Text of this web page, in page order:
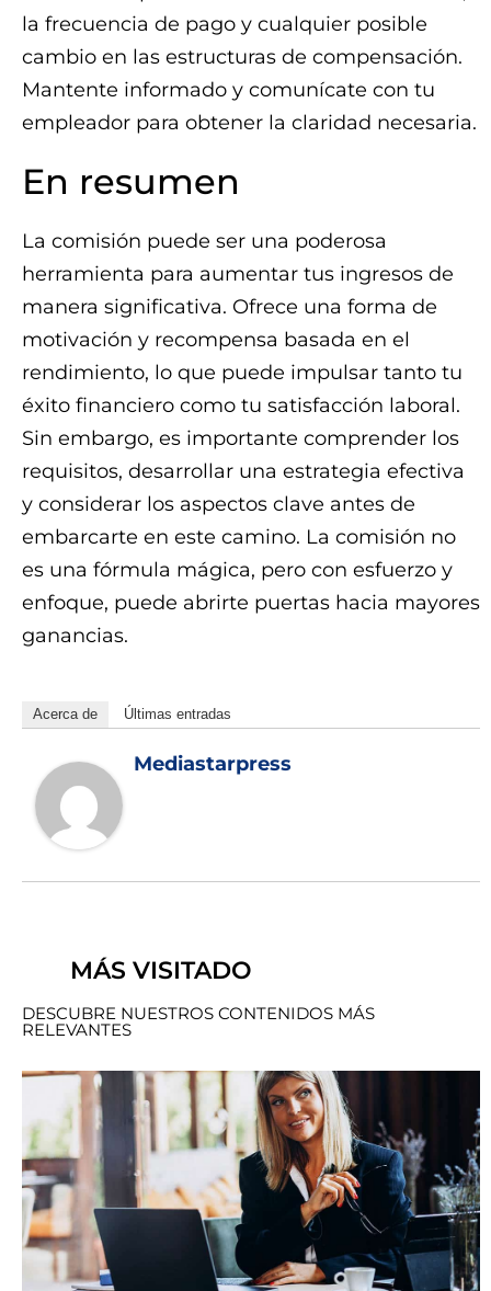
la frecuencia de pago y cualquier posible
cambio en las estructuras de compensación.
Mantente informado y comunícate con tu
empleador para obtener la claridad necesaria.
En resumen
La comisión puede ser una poderosa
herramienta para aumentar tus ingresos de
manera significativa. Ofrece una forma de
motivación y recompensa basada en el
rendimiento, lo que puede impulsar tanto tu
éxito financiero como tu satisfacción laboral.
Sin embargo, es importante comprender los
requisitos, desarrollar una estrategia efectiva
y considerar los aspectos clave antes de
embarcarte en este camino. La comisión no
es una fórmula mágica, pero con esfuerzo y
enfoque, puede abrirte puertas hacia mayores
ganancias.
Acerca de Últimas entradas
Mediastarpress
MÁS VISITADO
DESCUBRE NUESTROS CONTENIDOS MÁS
RELEVANTES